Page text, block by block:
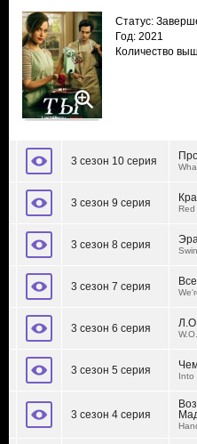
Статус:
Год: 2021
Количество
3 сезон 10 серия
3 сезон 9 серия Red
3 сезон 8 серия
3 сезон 7 серия
3 сезон 6 серия
3 сезон 5 серия Into
3 сезон 4 серия